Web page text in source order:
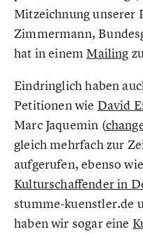
Mitzeichnung unserer
Zimmermann,
hat in einem Mailing
Eindringlich haben
Petitionen wie David
Marc Jaquemin (
gleich mehrfach zur
aufgerufen, ebenso
Kulturschaffender in
stumme-kuenstler.de
haben wir sogar eine